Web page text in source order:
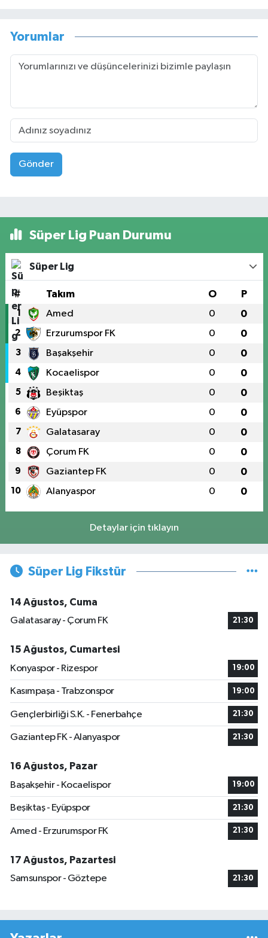
Yorumlar
Gönder
Süper Lig Puan Durumu
Süper Lig
# Takım O P
1 Amed 0 0
2 Erzurumspor FK 0 0
3 Başakşehir 0 0
4 Kocaelispor 0 0
5 Beşiktaş 0 0
6 Eyüpspor 0 0
7 Galatasaray 0 0
8 Çorum FK 0 0
9 Gaziantep FK 0 0
10 Alanyaspor 0 0
Detaylar için tıklayın
Süper Lig Fikstür
14 Ağustos, Cuma
Galatasaray - Çorum FK
21:30
15 Ağustos, Cumartesi
Konyaspor - Rizespor
19:00
Kasımpaşa - Trabzonspor 19:00
Gençlerbirliği S.K. - Fenerbahçe 21:30
Gaziantep FK - Alanyaspor 21:30
16 Ağustos, Pazar
Başakşehir - Kocaelispor
19:00
Beşiktaş - Eyüpspor 21:30
Amed - Erzurumspor FK 21:30
17 Ağustos, Pazartesi
Samsunspor - Göztepe
21:30